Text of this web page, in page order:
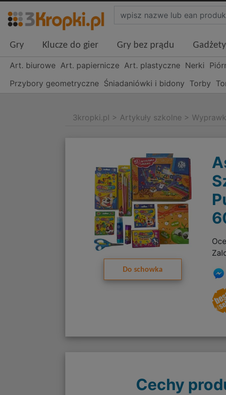
Gry Klucze do gier Gry bez prądu Gadżety
Art. biurowe Art. papiernicze Art. plastyczne Nerki
Przybory geometryczne Śniadaniówki i bidony Torby
3kropki.pl > Artykuły szkolne >
Do schowka
Cechy